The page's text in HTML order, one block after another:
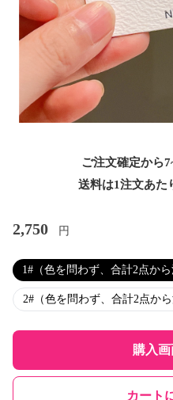
ご注文確定から
送料は1注文あた
2,750 円
1#（色を問わず、合計2点から
2#（色を問わず、合計2点から
購入
カート